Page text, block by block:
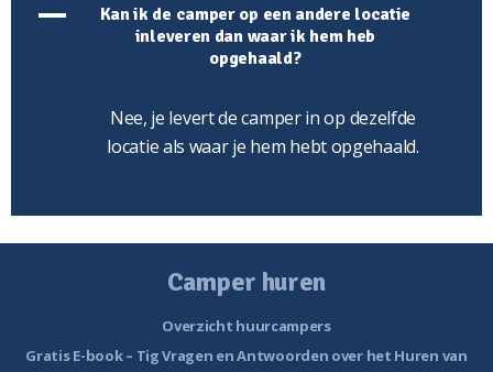
A
Kan ik de camper op een andere locatie
inleveren dan waar ik hem heb
opgehaald?
Nee, je levert de camper in op dezelfde
locatie als waar je hem hebt opgehaald.
Camper huren
Overzicht huurcampers
Gratis E-book – Tig Vragen en Antwoorden over het Huren van